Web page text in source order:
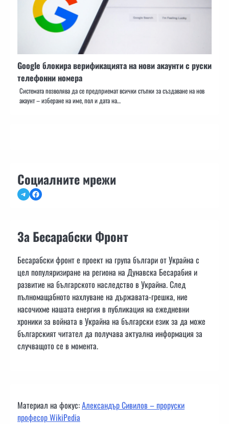
Google блокира верификацията на нови акаунти с руски
телефонни номера
Системата позволява да се предприемат всички стъпки за създаване на нов
акаунт – изберане на име, пол и дата на…
Социалните мрежи
TelegramFacebook
За Бесарабски Фронт
Бесарабски фронт е проект на група българи от Украйна с
цел популяризиране на региона на Дунавска Бесарабия и
развитие на българското наследство в Украйна. След
пълномащабното нахлуване на държавата-грешка, ние
насочихме нашата енергия в публикация на ежедневни
хроники за войната в Украйна на български език за да може
българският читател да получава актуална информация за
случващото се в момента.
Материал на фокус:Александър Сивилов – проруски
професор WikiPedia